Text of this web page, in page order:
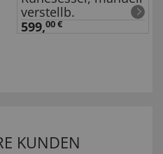
verstellb.
599,00 €
KUNDEN